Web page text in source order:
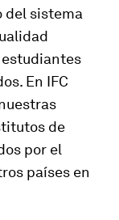
del sistema
En IFC
de
por el
países en